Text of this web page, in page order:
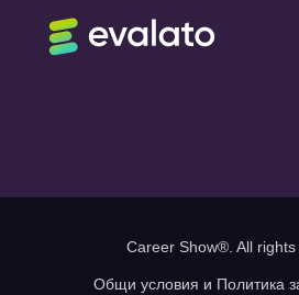
Career Show®. All rights
Общи условия и Политика